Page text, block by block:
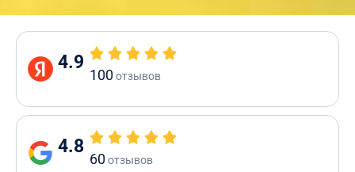
4.9
100отзывов
4.8
60отзывов